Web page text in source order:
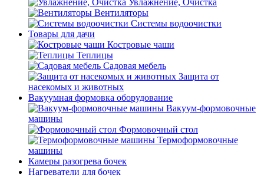
Увлажнение, Очистка
Вентиляторы
Системы водоочистки
Товары для дачи
Костровые чаши
Теплицы
Садовая мебель
Защита от
насекомых и животных
Вакуумная формовка оборудование
Вакуум-формовочные
машины
Формовочный стол
Термоформовочные
машины
Камеры разогрева бочек
Нагреватели для бочек